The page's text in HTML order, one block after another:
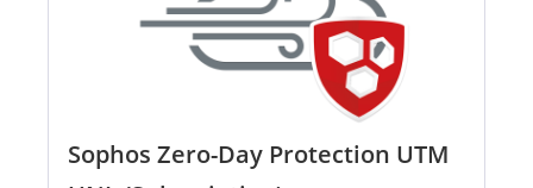
Sophos Zero-Day Protection UTM